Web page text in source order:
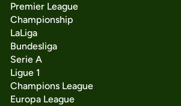
Premier League
Championship
LaLiga
Bundesliga
Serie A
Ligue 1
Champions League
Europa League